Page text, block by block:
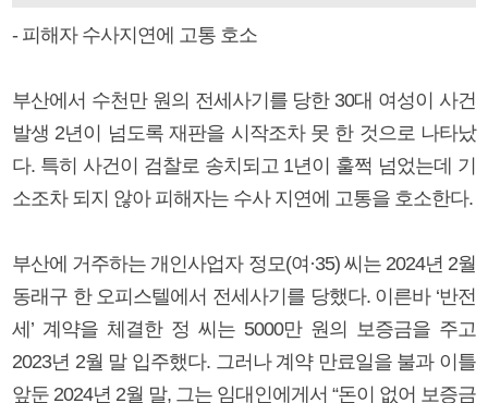
- 피해자 수사지연에 고통 호소
부산에서 수천만 원의 전세사기를 당한 30대 여성이 사건
발생 2년이 넘도록 재판을 시작조차 못 한 것으로 나타났
다. 특히 사건이 검찰로 송치되고 1년이 훌쩍 넘었는데 기
소조차 되지 않아 피해자는 수사 지연에 고통을 호소한다.
부산에 거주하는 개인사업자 정모(여·35) 씨는 2024년 2월
동래구 한 오피스텔에서 전세사기를 당했다. 이른바 ‘반전
세’ 계약을 체결한 정 씨는 5000만 원의 보증금을 주고
2023년 2월 말 입주했다. 그러나 계약 만료일을 불과 이틀
앞둔 2024년 2월 말, 그는 임대인에게서 “돈이 없어 보증금